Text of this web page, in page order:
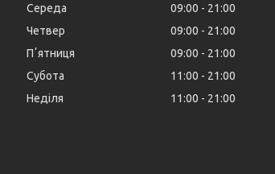
Середа
09:00
21:00
Четвер
09:00
21:00
Пʼятниця
09:00
21:00
Субота
11:00
21:00
Неділя
11:00 21:00